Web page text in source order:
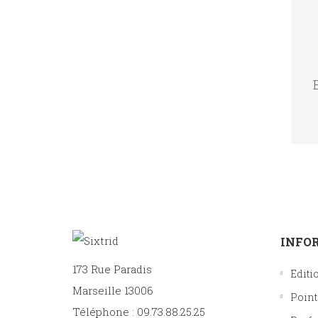
173 Rue Paradis
Marseille 13006
Téléphone : 09.73.88.25.25